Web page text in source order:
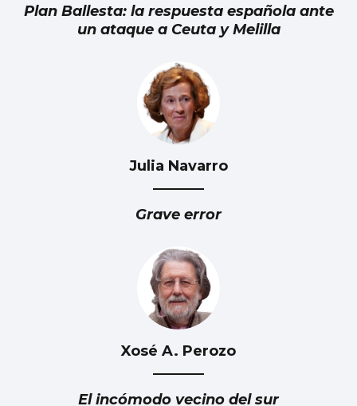
Plan Ballesta: la respuesta española ante
un ataque a Ceuta y Melilla
Julia Navarro
Grave error
Xosé A. Perozo
El incómodo vecino del sur